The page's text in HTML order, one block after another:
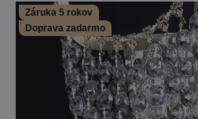
Záruka 5 rokov
Doprava zadarmo